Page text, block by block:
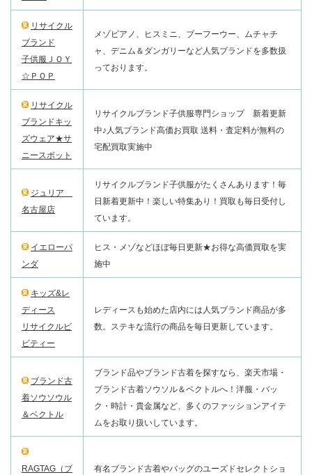
リサイクル
ブランド
子供服ＪＯＹ
☆ＰＯＰ
メゾピアノ、ヒスミニ、ブーフーウー、ムチャチ
ャ、デニム＆ダンガリーなど人気ブランドを多数扱
っております。
リサイクル
ブランドキッ
ズウェア★サ
ニースポット
リサイクルブランド子供服専門ショップ 新着更新
中♪人気ブランド高価お買取 送料・査定料が無料の
宅配買取実施中
ジュリア
名古屋店
リサイクルブランド子供服がたくさんあります！毎
日新着更新中！楽しい特集あり！買取も毎日受付し
ています。
イエローパ
ンダ
ヒス・メゾなどほぼ毎日更新★お得な高価買取を実
施中
キッズ&レ
ディース
リサイクルビ
ビティー
レディースも始めた店内には人気ブランド商品が多
数。ステキな流行の商品を毎日更新しています。
ブランド古
着ソウソウル
＆ベクトル
ブランド品やブランド古着を探すなら、楽天市場・
ブランド古着ソウソル＆ベクトルへ！洋服・バッ
ク・時計・貴金属など、多くのファッションアイテ
ムをお取り扱いしています。
RAGTAG（ブ
有名ブランド古着やバッグのユーズドセレクトショ